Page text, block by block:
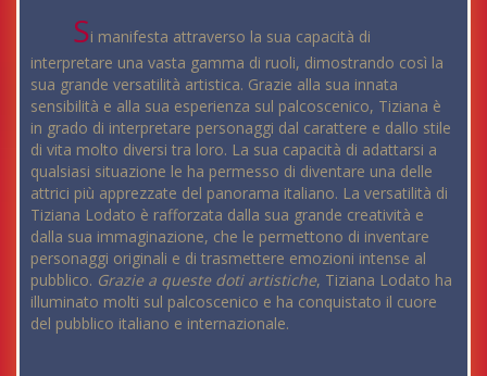
Si manifesta attraverso la sua capacità di
interpretare una vasta gamma di ruoli, dimostrando così la
sua grande versatilità artistica. Grazie alla sua innata
sensibilità e alla sua esperienza sul palcoscenico, Tiziana è
in grado di interpretare personaggi dal carattere e dallo stile
di vita molto diversi tra loro. La sua capacità di adattarsi a
qualsiasi situazione le ha permesso di diventare una delle
attrici più apprezzate del panorama italiano. La versatilità di
Tiziana Lodato è rafforzata dalla sua grande creatività e
dalla sua immaginazione, che le permettono di inventare
personaggi originali e di trasmettere emozioni intense al
pubblico. Grazie a queste doti artistiche, Tiziana Lodato ha
illuminato molti sul palcoscenico e ha conquistato il cuore
del pubblico italiano e internazionale.